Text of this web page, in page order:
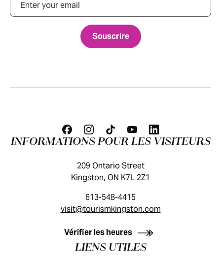
GUIDE DES VISITEURS
INFORMATIONS POUR LES VISITEURS
209 Ontario Street
Kingston, ON K7L 2Z1
613-548-4415
visit@tourismkingston.com
Vérifier les heures
LIENS UTILES